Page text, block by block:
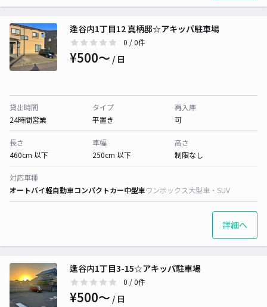
逢谷内1丁目12 真柄邸☆アキッパ駐車場
0 / 0件
¥500〜 / 日
貸出時間
24時間営業
タイプ
平置き
再入庫
可
長さ
460cm 以下
車幅
250cm 以下
高さ
制限なし
対応車種
オートバイ軽自動車コンパクトカー中型車ワンボックス大型車・SUV
詳細へ
逢谷内1丁目3-15☆アキッパ駐車場
0 / 0件
¥500〜 / 日